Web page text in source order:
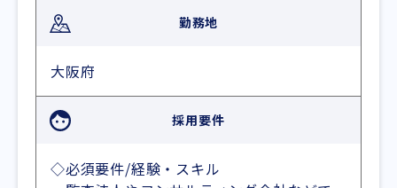
勤務地
大阪府
採用要件
◇必須要件/経験・スキル